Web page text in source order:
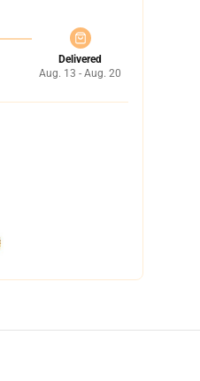
Delivered
Aug. 13 - Aug. 20